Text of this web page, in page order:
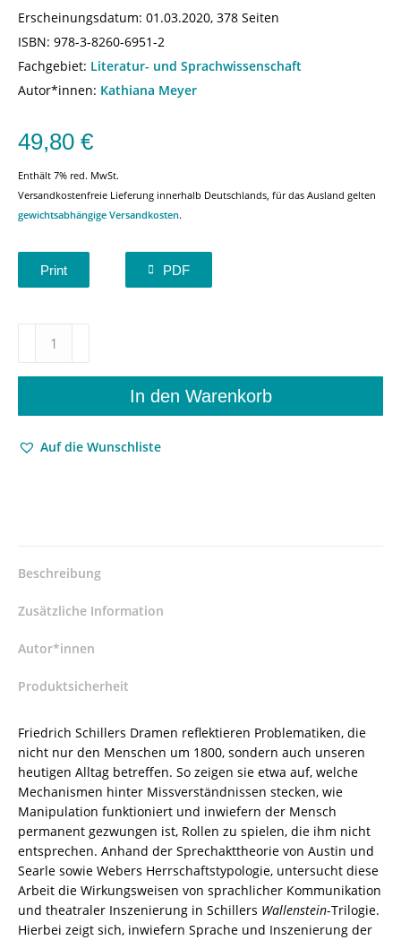
Erscheinungsdatum: 01.03.2020, 378 Seiten
ISBN: 978-3-8260-6951-2
Fachgebiet: Literatur- und Sprachwissenschaft
Autor*innen: Kathiana Meyer
49,80 €
Enthält 7% red. MwSt.
Versandkostenfreie Lieferung innerhalb Deutschlands, für das Ausland gelten
gewichtsabhängige Versandkosten.
Print PDF
Performativität
Schillers
–
9783826069512
978-
8260-
2
/
978-
3-
82-
606951-
2
Menge
In den Warenkorb
Auf die Wunschliste
Beschreibung
Zusätzliche Information
Autor*innen
Produktsicherheit
Friedrich Schillers Dramen reflektieren Problematiken, die
nicht nur den Menschen um 1800, sondern auch unseren
heutigen Alltag betreffen. So zeigen sie etwa auf, welche
Mechanismen hinter Missverständnissen stecken, wie
Manipulation funktioniert und inwiefern der Mensch
permanent gezwungen ist, Rollen zu spielen, die ihm nicht
entsprechen. Anhand der Sprechakttheorie von Austin und
Searle sowie Webers Herrschaftstypologie, untersucht diese
Arbeit die Wirkungsweisen von sprachlicher Kommunikation
und theatraler Inszenierung in Schillers Wallenstein-Trilogie.
Hierbei zeigt sich, inwiefern Sprache und Inszenierung der